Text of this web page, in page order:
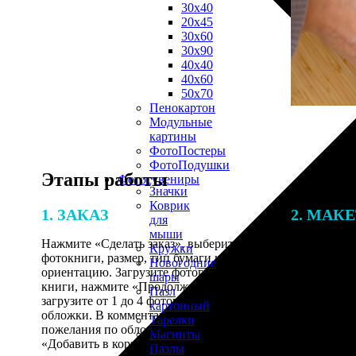
30х40
20х45
30х60
30х90
40х40
40х60
50х70
Пенокартон
Модульные
картины
ФотоПостеры
ФотоПодушки
Фотоcувениры
Значки
Коврик
для
мыши
Кружки
Новогодние
шары
Пазл
картонный
Тарелки
Магниты
Пазлы
Этапы работы
1. ЗАКАЗ
Нажмите «Сделать заказ», выберите тип
фотокниги, размер, тип бумаги и
ориентацию. Загрузите фотографии для
книги, нажмите «Продолжить» и
загрузите от 1 до 4 фотографий для
обложки. В комментарии оставьте свои
пожелания по обложке, нажмите
«Добавить в корзину».
2.